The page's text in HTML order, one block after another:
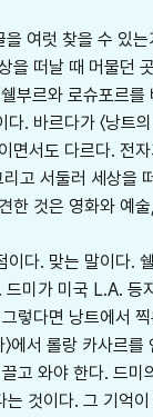
여럿 찾을 수 있
떠날 때 머물던
부르와 로슈포르
바르다가 〈낭트
면서도 다르다.
서둘러 세상을
한 것은 영화와 예
다. 맞는 말이다.
미가 미국 L.A. 등
다면 낭트에서
에서 롤랑 카사르
와야 한다. 드
이다. 그 기억이